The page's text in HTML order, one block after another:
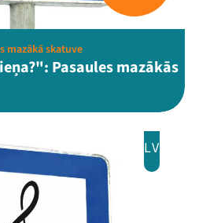
mazākā skatuve
Pasaules mazākās
LV